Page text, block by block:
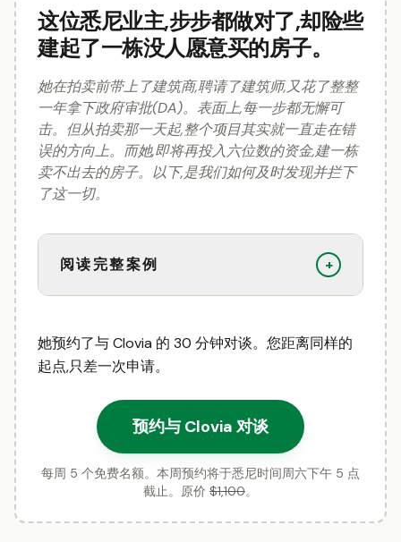
这位悉尼业主,步步都做对了,却险些
建起了一栋没人愿意买的房子。
她在拍卖前带上了建筑商,聘请了建筑师,又花了整整
一年拿下政府审批(DA)。表面上,每一步都无懈可
击。但从拍卖那一天起,整个项目其实就一直走在错
误的方向上。而她,即将再投入六位数的资金,建一栋
卖不出去的房子。以下,是我们如何及时发现并拦下
了这一切。
阅读完整案例 +
她预约了与 Clovia 的 30 分钟对谈。您距离同样的
起点,只差一次申请。
预约与 Clovia 对谈
每周 5 个免费名额。本周预约将于悉尼时间周六下午 5 点
截止。原价 $1,100。